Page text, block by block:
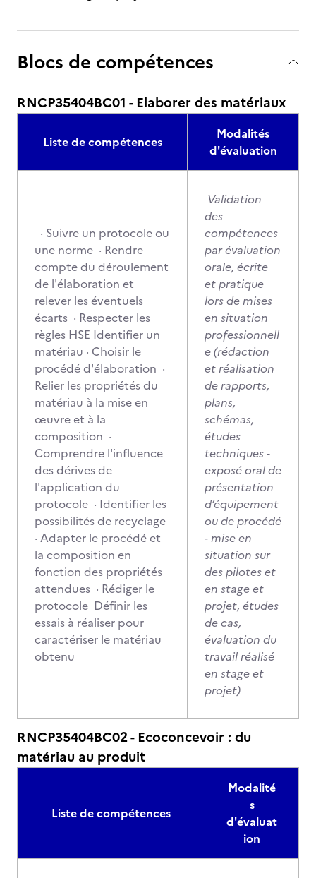
Blocs de compétences
RNCP35404BC01 - Elaborer des matériaux
Liste de compétences
Modalités
d'évaluation
· Suivre un protocole ou
une norme · Rendre
compte du déroulement
de l'élaboration et
relever les éventuels
écarts · Respecter les
règles HSE Identifier un
matériau · Choisir le
procédé d'élaboration ·
Relier les propriétés du
matériau à la mise en
œuvre et à la
composition ·
Comprendre l'influence
des dérives de
l'application du
protocole · Identifier les
possibilités de recyclage
· Adapter le procédé et
la composition en
fonction des propriétés
attendues · Rédiger le
protocole Définir les
essais à réaliser pour
caractériser le matériau
obtenu
Validation
des
compétences
par évaluation
orale, écrite
et pratique
lors de mises
en situation
professionnell
e (rédaction
et réalisation
de rapports,
plans,
schémas,
études
techniques -
exposé oral de
présentation
d’équipement
ou de procédé
- mise en
situation sur
des pilotes et
en stage et
projet, études
de cas,
évaluation du
travail réalisé
en stage et
projet)
RNCP35404BC02 - Ecoconcevoir : du
matériau au produit
Liste de compétences
Modalité
s
d'évaluat
ion